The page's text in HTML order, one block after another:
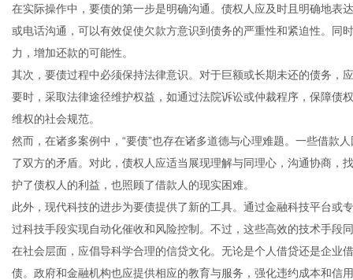
在实际操作中，要债的第一步是明确沟通。债权人应及时且明确地表
或电话沟通，可以有效促使欠款方意识到债务的严重性和紧迫性。同
力，增加还款的可能性。
其次，要债过程中必须保持法律意识。对于巨额或长期未还的债务，
要时，采取法律途径维护权益，如通过法院诉讼或仲裁程序，保障债
维权的社会规范。
然而，在诸多案例中，“要债”也存在诸多道德与心理难题。一些借款
了双方的矛盾。对此，债权人应适当展现理解与同理心，沟通协商，
护了债权人的利益，也照顾了借款人的现实困难。
此外，现代科技的进步为要债提供了新的工具。通过金融科技平台或
过科技手段实现自动化催收和风险控制。不过，这些高效的技术手段
在社会层面，应倡导科学合理的信贷文化。无论是个人借贷还是企业
债。政府和金融机构也应提供相应的教育与服务，强化违约成本和信